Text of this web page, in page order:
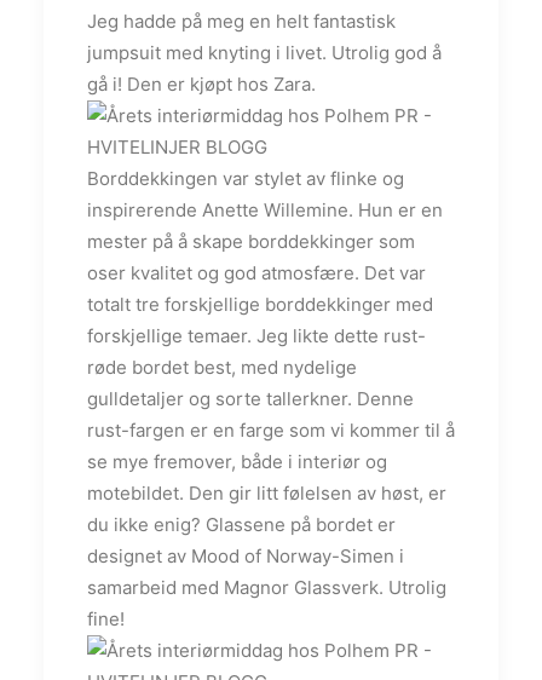
Jeg hadde på meg en helt fantastisk
jumpsuit med knyting i livet. Utrolig god å
gå i! Den er kjøpt hos Zara.
Borddekkingen var stylet av flinke og
inspirerende Anette Willemine. Hun er en
mester på å skape borddekkinger som
oser kvalitet og god atmosfære. Det var
totalt tre forskjellige borddekkinger med
forskjellige temaer. Jeg likte dette rust-
røde bordet best, med nydelige
gulldetaljer og sorte tallerkner. Denne
rust-fargen er en farge som vi kommer til å
se mye fremover, både i interiør og
motebildet. Den gir litt følelsen av høst, er
du ikke enig? Glassene på bordet er
designet av Mood of Norway-Simen i
samarbeid med Magnor Glassverk. Utrolig
fine!